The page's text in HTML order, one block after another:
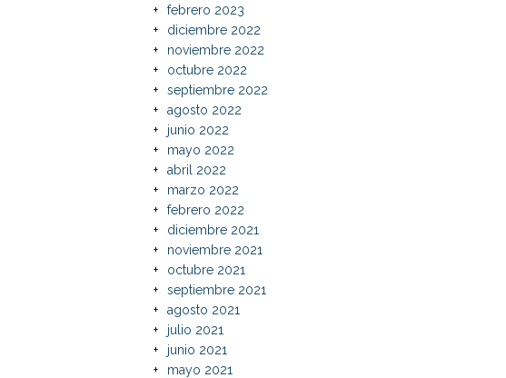
febrero 2023
diciembre 2022
noviembre 2022
octubre 2022
septiembre 2022
agosto 2022
junio 2022
mayo 2022
abril 2022
marzo 2022
febrero 2022
diciembre 2021
noviembre 2021
octubre 2021
septiembre 2021
agosto 2021
julio 2021
junio 2021
mayo 2021